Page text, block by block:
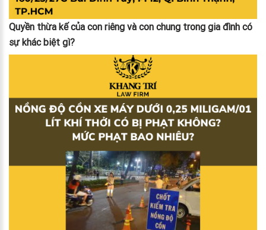
Quyền thừa kế của con riêng và con chung trong gia đình có
sự khác biệt gì?